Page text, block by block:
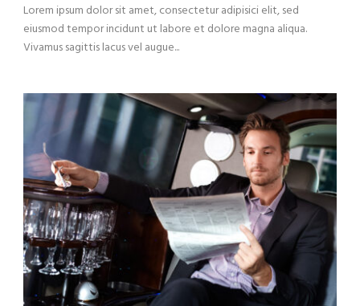
Lorem ipsum dolor sit amet, consectetur adipisici elit, sed
eiusmod tempor incidunt ut labore et dolore magna aliqua.
Vivamus sagittis lacus vel augue...